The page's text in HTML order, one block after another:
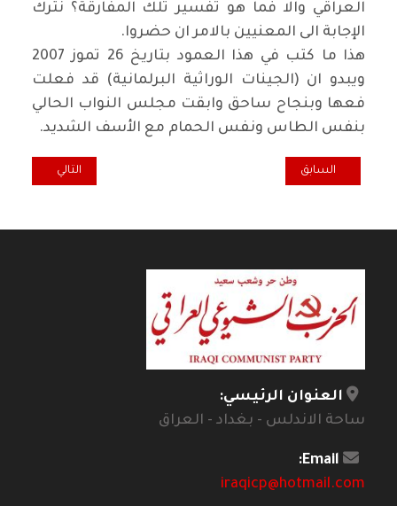
العراقي والا فما هو تفسير تلك المفارقة؟ نترك
الإجابة الى المعنيين بالامر ان حضروا.
هذا ما كتب في هذا العمود بتاريخ 26 تموز 2007
ويبدو ان (الجينات الوراثية البرلمانية) قد فعلت
فعها وبنجاح ساحق وابقت مجلس النواب الحالي
بنفس الطاس ونفس الحمام مع الأسف الشديد.
المقال السابق: حكايات ابي زاهد.. براس المكرود
السابق المقال التالي:
التالي
العنوان الرئيسي:
ساحة الاندلس - بغداد - العراق
Email:
iraqicp@hotmail.com